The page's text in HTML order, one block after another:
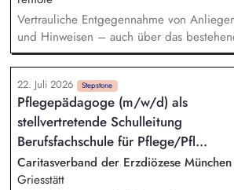
und Koordination des Teams, Entwicklung
von Maßnahmen sowie Identifikation
Fundraisingpotenziale.
Vertrauliche Entgegennahme von
und Hinweisen – auch über das
Vermittlung bei Konflikten und
Klärungsprozessen. Konzeption und
Schulungen und
Weiterentwicklung von Leitlinien,
Meldesystem. Förderung einer offenen
Beschwerdekultur innerhalb der
22. Juli 2026 Stepstone
Pflegepädagoge (m/w/d) als
stellvertretende Schulleitung
Berufsfachschule für Pflege/Pfl...
Caritasverband der Erzdiözese
Griesstätt